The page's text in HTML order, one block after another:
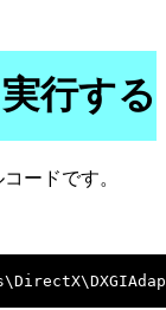
行する
ードです。